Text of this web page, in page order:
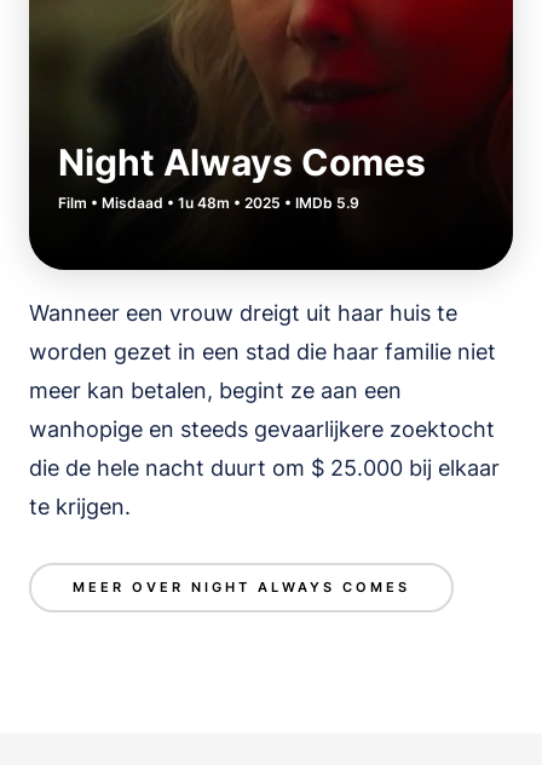
Night Always Comes
Film • Misdaad • 1u 48m • 2025 • IMDb 5.9
Wanneer een vrouw dreigt uit haar huis te
worden gezet in een stad die haar familie niet
meer kan betalen, begint ze aan een
wanhopige en steeds gevaarlijkere zoektocht
die de hele nacht duurt om $ 25.000 bij elkaar
te krijgen.
MEER OVER NIGHT ALWAYS COMES